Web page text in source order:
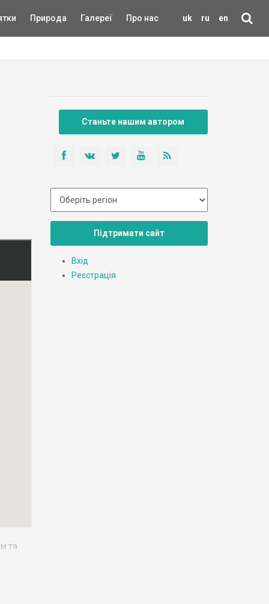
uk ru en
Природа Галереї Про нас
та
Станьте нашим автором
Підтримати сайт
Вхід
Реєстрація